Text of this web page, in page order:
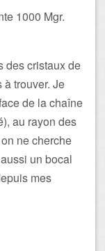
1000 Mgr.
des cristaux de
trouver. Je
de la chaîne
au rayon des
ne cherche
un bocal
mes